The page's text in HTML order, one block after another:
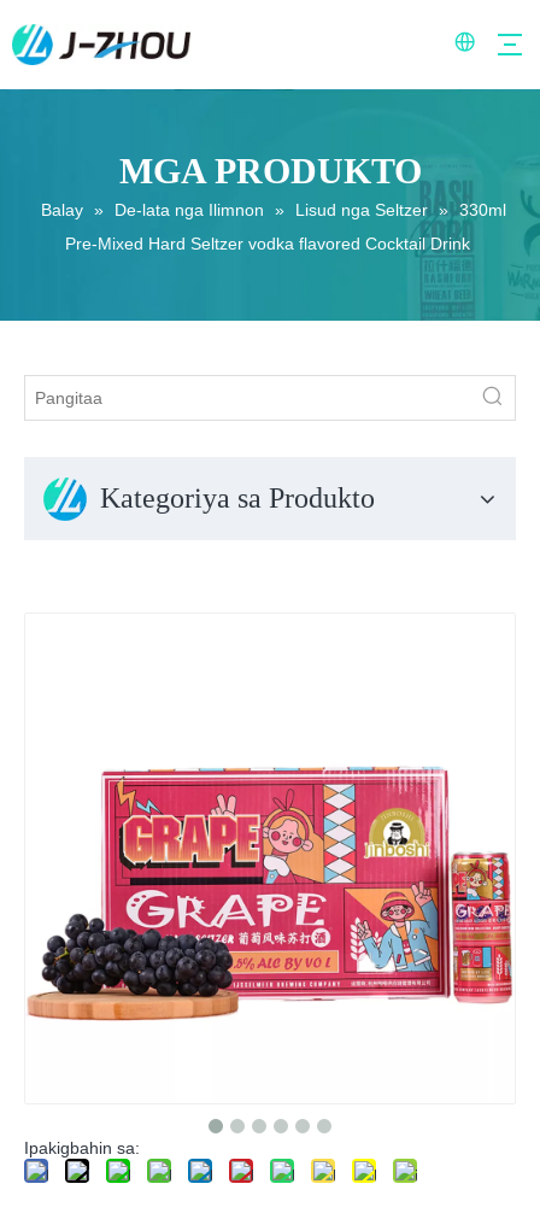
MGA PRODUKTO
Balay » De-lata nga Ilimnon » Lisud nga Seltzer » 330ml
Pre-Mixed Hard Seltzer vodka flavored Cocktail Drink
Kategoriya sa Produkto
Ipakigbahin sa: